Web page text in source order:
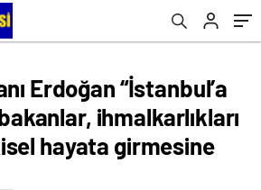
sebep oldu”
Erdoğan “İstanbul’a
ihmalkarlıkları
hayata girmesine